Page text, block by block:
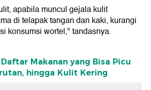
apabila muncul gejala kulit
di telapak tangan dan kaki, kurangi
konsumsi wortel," tandasnya.
Makanan yang Bisa Picu
hingga Kulit Kering